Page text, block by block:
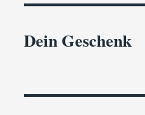
Dein Geschenk